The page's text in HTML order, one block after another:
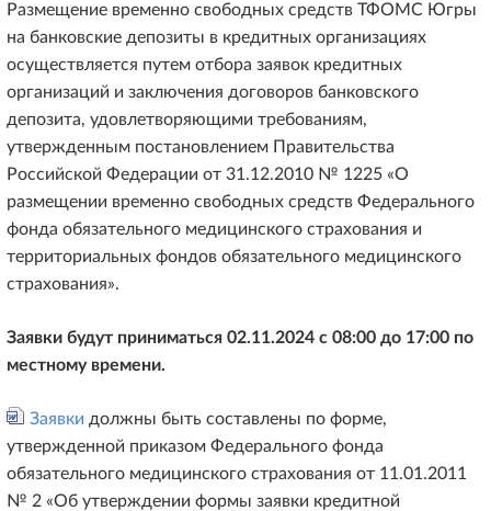
Размещение временно свободных средств ТФОМС Югры
на банковские депозиты в кредитных организациях
осуществляется путем отбора заявок кредитных
организаций и заключения договоров банковского
депозита, удовлетворяющими требованиям,
утвержденным постановлением Правительства
Российской Федерации от 31.12.2010 № 1225 «О
размещении временно свободных средств Федерального
фонда обязательного медицинского страхования и
территориальных фондов обязательного медицинского
страхования».
Заявки будут приниматься 02.11.2024 с 08:00 до 17:00 по
местному времени.
Заявки должны быть составлены по форме,
утвержденной приказом Федерального фонда
обязательного медицинского страхования от 11.01.2011
№ 2 «Об утверждении формы заявки кредитной